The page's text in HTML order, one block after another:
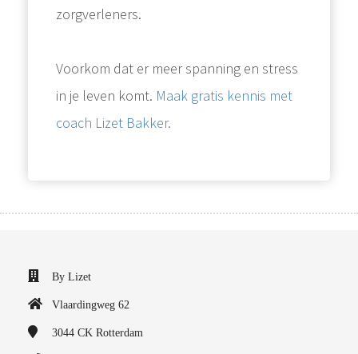
zorgverleners.
Voorkom dat er meer spanning en stress
in je leven komt. Maak gratis kennis met
coach Lizet Bakker.
By Lizet
Vlaardingweg 62
3044 CK Rotterdam